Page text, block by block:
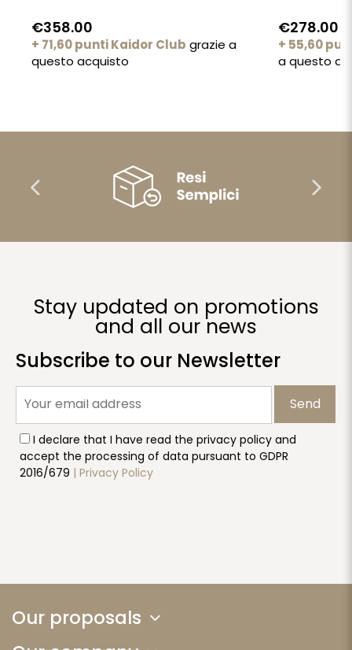
€358.00
+ 71,60 punti Kaidor Club grazie a
questo acquisto
€278.00
+ 55,60
a questo
Stay updated on promotions
and all our news
Subscribe to our Newsletter
Send
I declare that I have read the privacy policy and
accept the processing of data pursuant to GDPR
2016/679 | Privacy Policy
Our proposals